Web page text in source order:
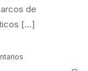
de
[…]